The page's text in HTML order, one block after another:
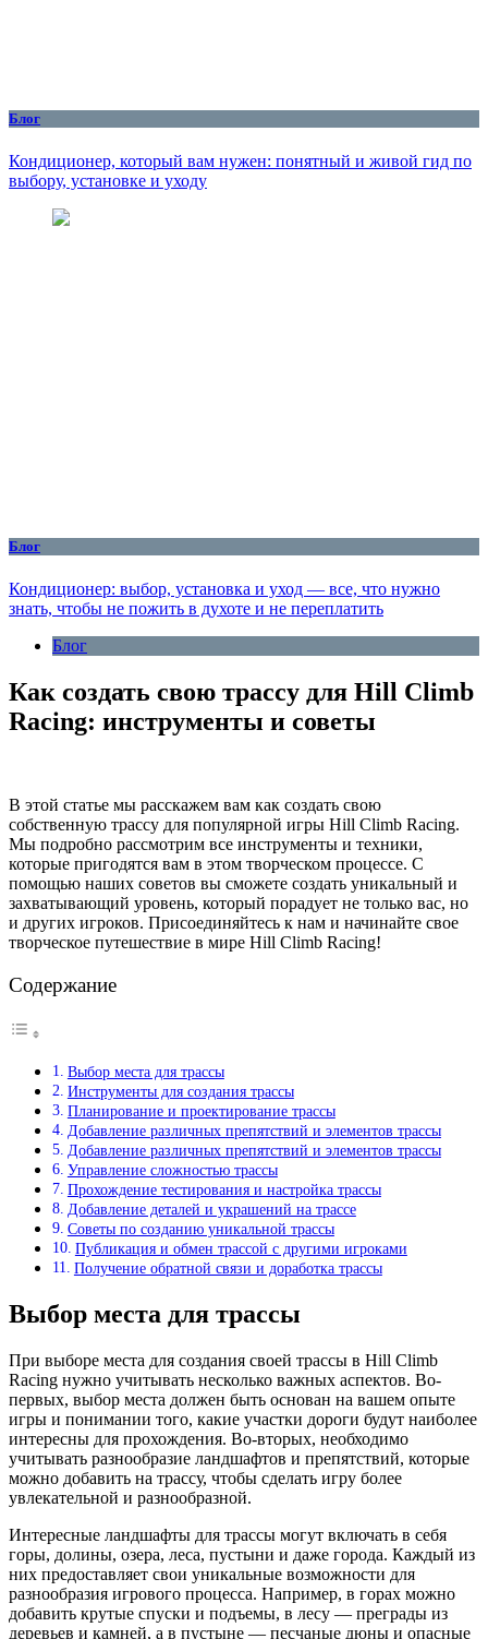
Блог
Кондиционер, который вам нужен: понятный и живой гид по
выбору, установке и уходу
Блог
Кондиционер: выбор, установка и уход — все, что нужно
знать, чтобы не пожить в духоте и не переплатить
Блог
Как создать свою трассу для Hill Climb
Racing: инструменты и советы
В этой статье мы расскажем вам как создать свою
собственную трассу для популярной игры Hill Climb Racing.
Мы подробно рассмотрим все инструменты и техники,
которые пригодятся вам в этом творческом процессе. С
помощью наших советов вы сможете создать уникальный и
захватывающий уровень, который порадует не только вас, но
и других игроков. Присоединяйтесь к нам и начинайте свое
творческое путешествие в мире Hill Climb Racing!
Содержание
Выбор места для трассы
Инструменты для создания трассы
Планирование и проектирование трассы
Добавление различных препятствий и элементов трассы
Добавление различных препятствий и элементов трассы
Управление сложностью трассы
Прохождение тестирования и настройка трассы
Добавление деталей и украшений на трассе
Советы по созданию уникальной трассы
Публикация и обмен трассой с другими игроками
Получение обратной связи и доработка трассы
Выбор места для трассы
При выборе места для создания своей трассы в Hill Climb
Racing нужно учитывать несколько важных аспектов. Во-
первых, выбор места должен быть основан на вашем опыте
игры и понимании того, какие участки дороги будут наиболее
интересны для прохождения. Во-вторых, необходимо
учитывать разнообразие ландшафтов и препятствий, которые
можно добавить на трассу, чтобы сделать игру более
увлекательной и разнообразной.
Интересные ландшафты для трассы могут включать в себя
горы, долины, озера, леса, пустыни и даже города. Каждый из
них предоставляет свои уникальные возможности для
разнообразия игрового процесса. Например, в горах можно
добавить крутые спуски и подъемы, в лесу — преграды из
деревьев и камней, а в пустыне — песчаные дюны и опасные